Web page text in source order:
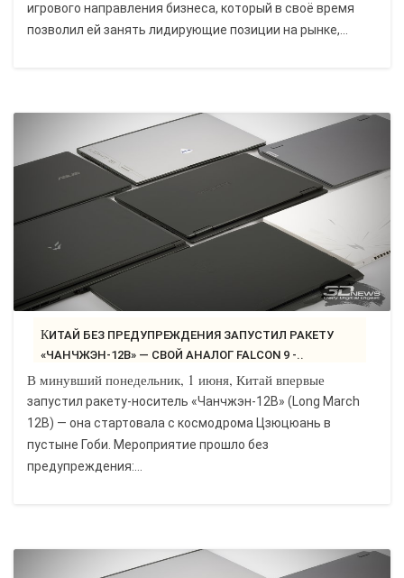
игрового направления бизнеса, который в своё время
позволил ей занять лидирующие позиции на рынке,...
КИТАЙ БЕЗ ПРЕДУПРЕЖДЕНИЯ ЗАПУСТИЛ РАКЕТУ
«ЧАНЧЖЭН-12B» — СВОЙ АНАЛОГ FALCON 9 -..
В минувший понедельник, 1 июня, Китай впервые
запустил ракету-носитель «Чанчжэн-12B» (Long March
12B) — она стартовала с космодрома Цзюцюань в
пустыне Гоби. Мероприятие прошло без
предупреждения:...